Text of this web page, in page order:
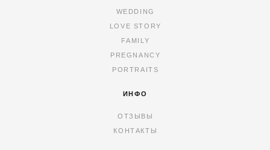
WEDDING
LOVE STORY
FAMILY
PREGNANCY
PORTRAITS
ИНФО
ОТЗЫВЫ
КОНТАКТЫ